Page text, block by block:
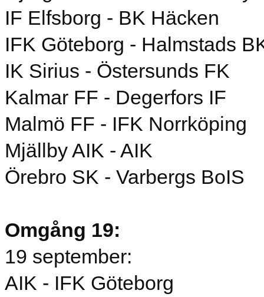
IF Elfsborg - BK Häcken
IFK Göteborg - Halmstads
IK Sirius - Östersunds FK
Kalmar FF - Degerfors IF
Malmö FF - IFK Norrköping
Mjällby AIK - AIK
Örebro SK - Varbergs BoIS
Omgång 19:
19 september:
AIK - IFK Göteborg